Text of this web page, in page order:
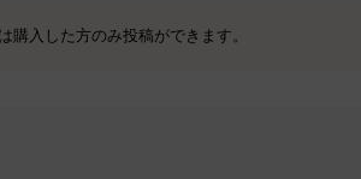
購入した方のみ投稿ができます。